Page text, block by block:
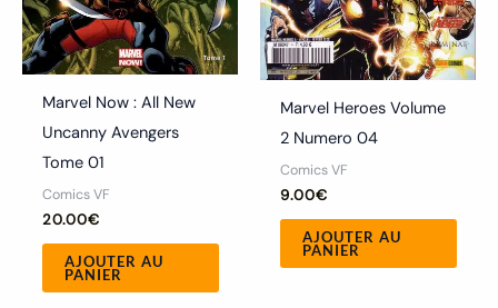
Marvel Now : All New
Uncanny Avengers
Tome 01
Comics VF
20.00€
AJOUTER AU
PANIER
Marvel Heroes Volume
2 Numero 04
Comics VF
9.00€
AJOUTER AU
PANIER